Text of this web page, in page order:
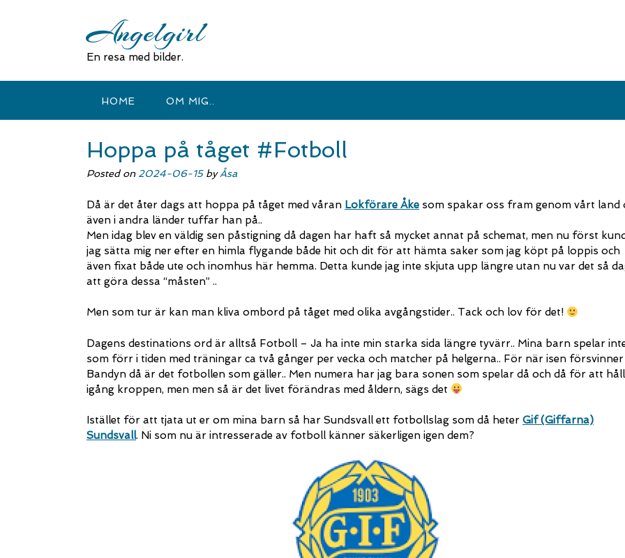
Angelgirl
En resa med bilder.
HOME OM MIG..
Hoppa på tåget #Fotboll
Posted on 2024-06-15byÅsa
Då är det åter dags att hoppa på tåget med våran Lokförare Åke som spakar oss fram genom vårt land
även i andra länder tuffar han på..
Men idag blev en väldig sen påstigning då dagen har haft så mycket annat på schemat, men nu först
jag sätta mig ner efter en himla flygande både hit och dit för att hämta saker som jag köpt på loppis och
även fixat både ute och inomhus här hemma. Detta kunde jag inte skjuta upp längre utan nu var det så
att göra dessa “måsten” ..
Men som tur är kan man kliva ombord på tåget med olika avgångstider.. Tack och lov för det!
Dagens destinations ord är alltså Fotboll – Ja ha inte min starka sida längre tyvärr.. Mina barn spelar
som förr i tiden med träningar ca två gånger per vecka och matcher på helgerna.. För när isen
Bandyn då är det fotbollen som gäller.. Men numera har jag bara sonen som spelar då och då för att
igång kroppen, men men så är det livet förändras med åldern, sägs det
Istället för att tjata ut er om mina barn så har Sundsvall ett fotbollslag som då heter Gif (Giffarna)
Sundsvall. Ni som nu är intresserade av fotboll känner säkerligen igen dem?